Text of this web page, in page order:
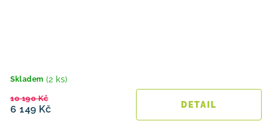
Skladem (2 ks)
6 149 Kč
10 190 Kč